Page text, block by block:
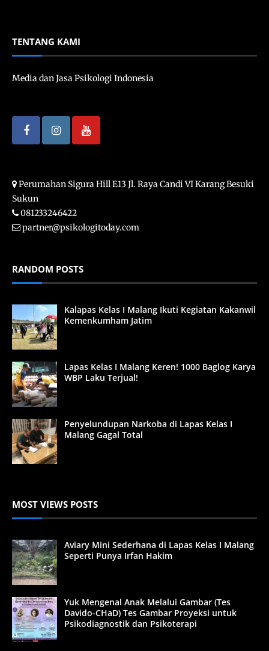
TENTANG KAMI
Media dan Jasa Psikologi Indonesia
Perumahan Sigura Hill E13 Jl. Raya Candi VI Karang Besuki
Sukun
081233246422
partner@psikologitoday.com
RANDOM POSTS
Kalapas Kelas I Malang Ikuti Kegiatan Kakanwil
Kemenkumham Jatim
Lapas Kelas I Malang Keren! 1000 Baglog Karya
WBP Laku Terjual!
Penyelundupan Narkoba di Lapas Kelas I
Malang Gagal Total
MOST VIEWS POSTS
Aviary Mini Sederhana di Lapas Kelas I Malang
Seperti Punya Irfan Hakim
Yuk Mengenal Anak Melalui Gambar (Tes
Davido-CHaD) Tes Gambar Proyeksi untuk
Psikodiagnostik dan Psikoterapi